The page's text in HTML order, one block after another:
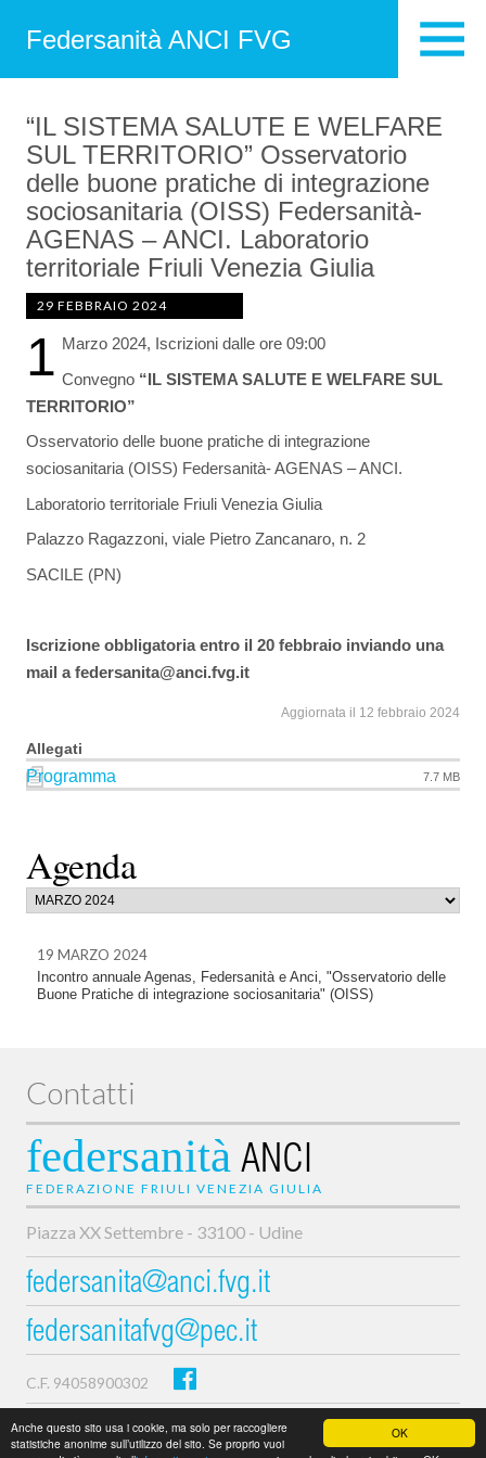
OK
Anche questo sito usa i cookie, ma solo per raccogliere
statistiche anonime sull’utilizzo del sito. Se proprio vuoi
Federsanità ANCI FVG
Agenda
19 MARZO 2024
Incontro annuale Agenas, Federsanità e Anci, "Osservatorio delle
Buone Pratiche di integrazione sociosanitaria" (OISS)
“IL SISTEMA SALUTE E WELFARE
SUL TERRITORIO” Osservatorio
delle buone pratiche di integrazione
sociosanitaria (OISS) Federsanità-
AGENAS – ANCI. Laboratorio
territoriale Friuli Venezia Giulia
29 FEBBRAIO 2024
1 Marzo 2024, Iscrizioni dalle ore 09:00
Convegno “IL SISTEMA SALUTE E WELFARE SUL
TERRITORIO”
Osservatorio delle buone pratiche di integrazione
sociosanitaria (OISS) Federsanità- AGENAS – ANCI.
Laboratorio territoriale Friuli Venezia Giulia
Palazzo Ragazzoni, viale Pietro Zancanaro, n. 2
SACILE (PN)
Iscrizione obbligatoria entro il 20 febbraio inviando una
mail a federsanita@anci.fvg.it
Aggiornata il 12 febbraio 2024
Allegati
Programma 7.7 MB
Contatti
federsanità ANCI
FEDERAZIONE FRIULI VENEZIA GIULIA
Piazza XX Settembre - 33100 - Udine
federsanita@anci.fvg.it
federsanitafvg@pec.it
C.F. 94058900302
Privacy e cookie policy